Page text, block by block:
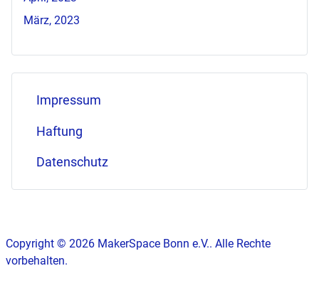
März, 2023
Impressum
Haftung
Datenschutz
Copyright © 2026 MakerSpace Bonn e.V.. Alle Rechte
vorbehalten.